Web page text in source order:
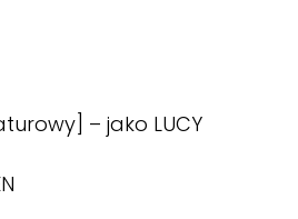
– jako LUCY